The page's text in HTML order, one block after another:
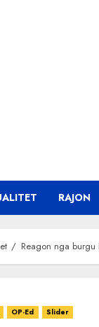
RAJON
Reagon nga
OP-Ed Slider